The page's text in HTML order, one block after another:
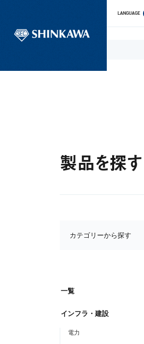
LANGUAGE
製品を探す
カテゴリーから探す
一覧
インフラ・建設
電力